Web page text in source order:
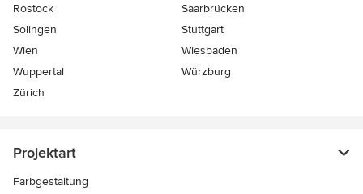
Rostock
Saarbrücken
Solingen
Stuttgart
Wien
Wiesbaden
Wuppertal
Würzburg
Zürich
Projektart
Farbgestaltung